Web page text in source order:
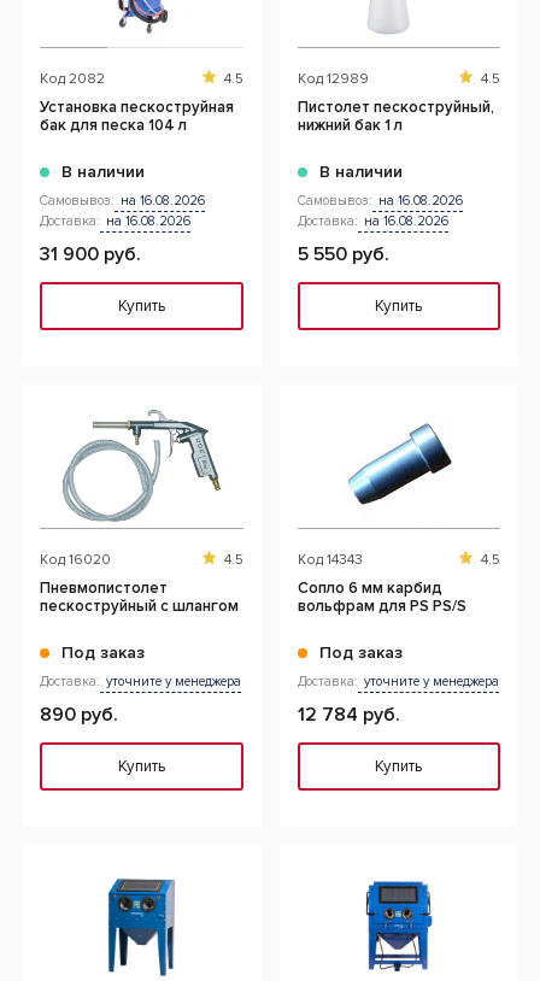
Код 2082 4.5
Установка пескоструйная
бак для песка 104 л
В наличии
Самовывоз: на 16.08.2026
Доставка: на 16.08.2026
31 900 руб.
Купить
Код 12989 4.5
Пистолет пескоструйный,
нижний бак 1 л
В наличии
Самовывоз: на 16.08.2026
Доставка: на 16.08.2026
5 550 руб.
Купить
Код 16020 4.5
Пневмопистолет
пескоструйный с шлангом
Под заказ
Доставка: уточните у менеджера
890 руб.
Купить
Код 14343 4.5
Cопло 6 мм карбид
вольфрам для PS PS/S
Под заказ
Доставка: уточните у менеджера
12 784 руб.
Купить